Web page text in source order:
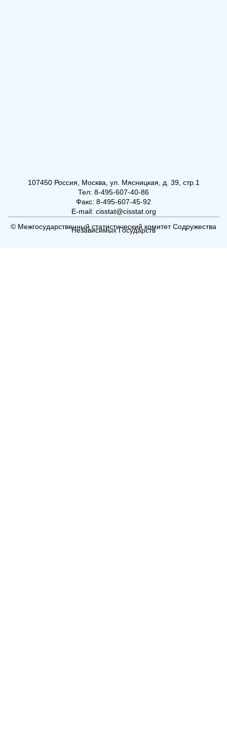
107450 Россия, Москва, ул. Мясницкая, д. 39, стр.1
Тел: 8-495-607-40-86
Факс: 8-495-607-45-92
E-mail: cisstat@cisstat.org
© Межгосударственный статистический комитет Содружества
Независимых Государств